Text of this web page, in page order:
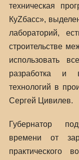
техническая
КуZбасс»,
лабораторий,
строительстве
использовать
разработка и
технологий в
Сергей Цивилев.
Губернатор
времени от
практического